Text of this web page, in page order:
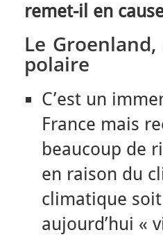
remet-il en
Le
polaire
C’est un
France mais
beaucoup de
en raison du
climatique
aujourd’hui «